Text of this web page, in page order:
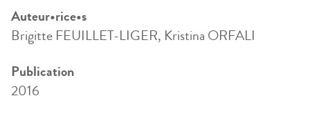
Auteur•rice•s
Brigitte FEUILLET-LIGER, Kristina ORFALI
Publication
2016